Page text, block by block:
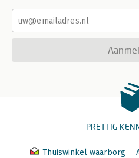
PRETTIG
Thuiswinkel waarborg